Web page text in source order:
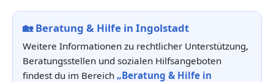
🏡Beratung & Hilfe in Ingolstadt
Weitere Informationen zu rechtlicher Unterstützung,
Beratungsstellen und sozialen Hilfsangeboten
findest du im Bereich „Beratung & Hilfe in